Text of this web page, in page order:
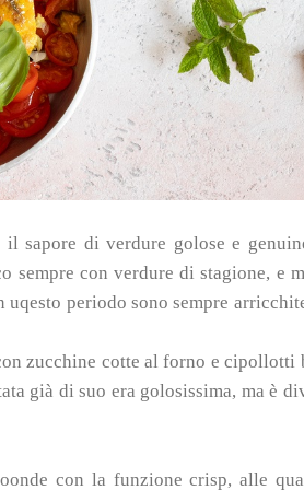
sapore di verdure golose e
sempre con verdure di stagione, e
periodo sono sempre
zucchine cotte al forno e cipollotti
già di suo era golosissima, ma è
con la funzione crisp, alle